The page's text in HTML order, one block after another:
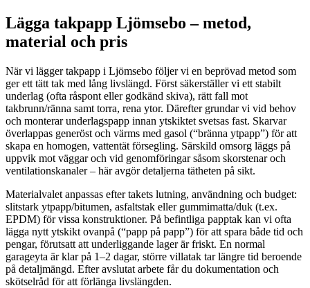
Lägga takpapp Ljömsebo – metod,
material och pris
När vi lägger takpapp i Ljömsebo följer vi en beprövad metod som
ger ett tätt tak med lång livslängd. Först säkerställer vi ett stabilt
underlag (ofta råspont eller godkänd skiva), rätt fall mot
takbrunn/ränna samt torra, rena ytor. Därefter grundar vi vid behov
och monterar underlagspapp innan ytskiktet svetsas fast. Skarvar
överlappas generöst och värms med gasol (“bränna ytpapp”) för att
skapa en homogen, vattentät försegling. Särskild omsorg läggs på
uppvik mot väggar och vid genomföringar såsom skorstenar och
ventilationskanaler – här avgör detaljerna tätheten på sikt.
Materialvalet anpassas efter takets lutning, användning och budget:
slitstark ytpapp/bitumen, asfaltstak eller gummimatta/duk (t.ex.
EPDM) för vissa konstruktioner. På befintliga papptak kan vi ofta
lägga nytt ytskikt ovanpå (“papp på papp”) för att spara både tid och
pengar, förutsatt att underliggande lager är friskt. En normal
garageyta är klar på 1–2 dagar, större villatak tar längre tid beroende
på detaljmängd. Efter avslutat arbete får du dokumentation och
skötselråd för att förlänga livslängden.